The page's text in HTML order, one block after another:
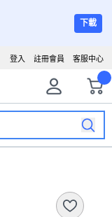
下載
客服中心
註冊會員
登入